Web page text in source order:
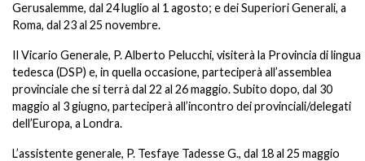
Gerusalemme, dal 24 luglio al 1 agosto; e dei Superiori Generali, a
Roma, dal 23 al 25 novembre.
Il Vicario Generale, P. Alberto Pelucchi, visiterà la Provincia di lingua
tedesca (DSP) e, in quella occasione, parteciperà all’assemblea
provinciale che si terrà dal 22 al 26 maggio. Subito dopo, dal 30
maggio al 3 giugno, parteciperà all’incontro dei provinciali/delegati
dell’Europa, a Londra.
L’assistente generale, P. Tesfaye Tadesse G., dal 18 al 25 maggio